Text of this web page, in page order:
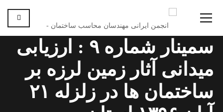
سمینار شماره ۹ : ارزیابی
میدانی آثار زمین لرزه بر
ساختمان ها در زلزله ۲۱